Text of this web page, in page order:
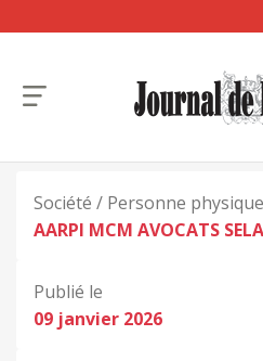
Société / Personne physique
AARPI MCM AVOCATS
Publié le
09 janvier 2026